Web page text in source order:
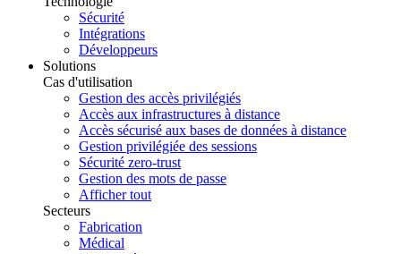
Sécurité
Intégrations
Développeurs
Solutions
Cas d'utilisation
Gestion des accès privilégiés
Accès aux infrastructures à distance
Accès sécurisé aux bases de données à distance
Gestion privilégiée des sessions
Sécurité zero-trust
Gestion des mots de passe
Afficher tout
Secteurs
Fabrication
Médical